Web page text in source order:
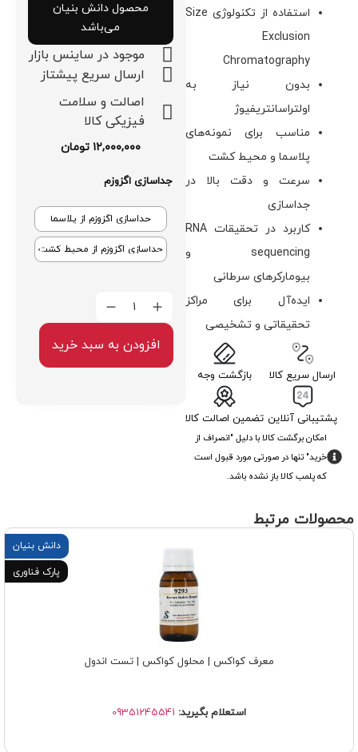
استفاده از تکنولوژی Size
Exclusion
Chromatography
بدون نیاز به
اولتراسانتریفیوژ
مناسب برای نمونه‌های
پلاسما و محیط کشت
سرعت و دقت بالا در
جداسازی
کاربرد در تحقیقات RNA
sequencing و
بیومارکرهای سرطانی
ایده‌آل برای مراکز
تحقیقاتی و تشخیصی
ارسال سریع کالا بازگشت وجه
پشتیبانی آنلاین تضمین اصالت کالا
امکان برگشت کالا با دلیل "انصراف از
خرید" تنها در صورتی مورد قبول است
که پلمب کالا باز نشده باشد.
محصول دانش بنیان
می‌باشد
موجود در ساینس بازار
ارسال سریع پیشتاز
اصالت و سلامت
فیزیکی کالا
۱۲,۰۰۰,۰۰۰ تومان
جداسازی اگزوزم
جداسازی اگزوزم از پلاسما
جداسازی اگزوزم از محیط کشت
افزودن به سبد خرید
محصولات مرتبط
معرف کواکس | محلول کواکس | تست اندول
پارک فناوری
استعلام بگیرید: 09351245541
دانش‌ بنیان